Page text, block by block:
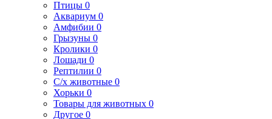
Птицы 0
Аквариум 0
Амфибии 0
Грызуны 0
Кролики 0
Лошади 0
Рептилии 0
С/х животные 0
Хорьки 0
Товары для животных 0
Другое 0